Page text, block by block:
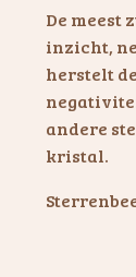
De meest
inzicht,
herstelt
andere
kristal.